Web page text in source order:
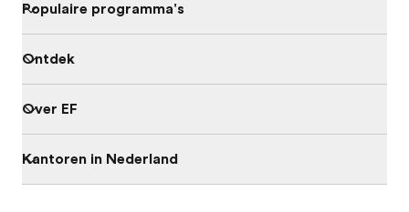
Populaire programma's
Ontdek
Over EF
Kantoren in Nederland